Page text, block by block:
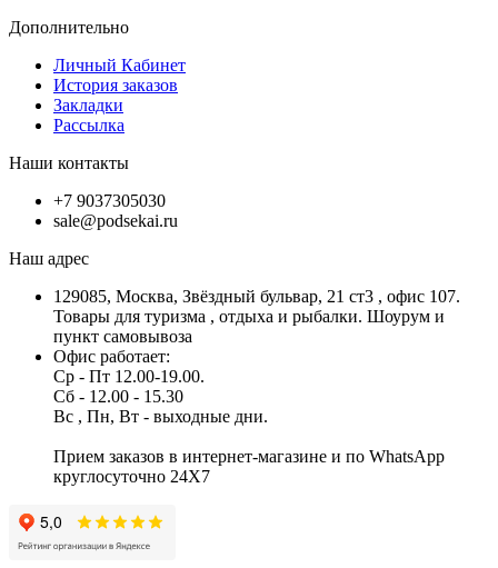
Дополнительно
Личный Кабинет
История заказов
Закладки
Рассылка
Наши контакты
+7 9037305030
sale@podsekai.ru
Наш адрес
129085, Москва, Звёздный бульвар, 21 ст3 , офис 107.
Товары для туризма , отдыха и рыбалки. Шоурум и
пункт самовывоза
Офис работает:
Ср - Пт 12.00-19.00.
Сб - 12.00 - 15.30
Вс , Пн, Вт - выходные дни.
Прием заказов в интернет-магазине и по WhatsApp
круглосуточно 24X7